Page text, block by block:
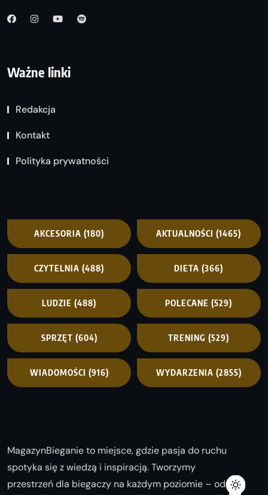
Ważne linki
Redakcja
Kontakt
Polityka prywatności
AKCESORIA (180) AKTUALNOŚCI (1465)
CZYTELNIA (488) DIETA (366)
LUDZIE (488) POLECANE (529)
SPRZĘT (604) TRENING (529)
WIADOMOŚCI (916) WYDARZENIA (2855)
MagazynBieganie to miejsce, gdzie pasja do ruchu
spotyka się z wiedzą i inspiracją. Tworzymy
przestrzeń dla biegaczy na każdym poziomie – od